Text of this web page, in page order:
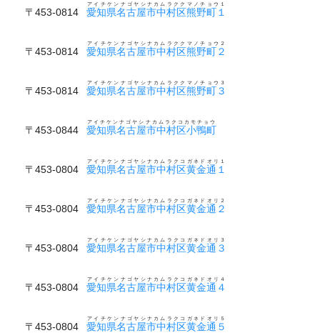
〒453-0814 愛知県名古屋市中村区熊野町１
アイチケンナゴヤシナカムラククマノチョウ１
〒453-0814 愛知県名古屋市中村区熊野町２
アイチケンナゴヤシナカムラククマノチョウ２
〒453-0814 愛知県名古屋市中村区熊野町３
アイチケンナゴヤシナカムラククマノチョウ３
〒453-0844 愛知県名古屋市中村区小鴨町
アイチケンナゴヤシナカムラクコカモチョウ
〒453-0804 愛知県名古屋市中村区黄金通１
アイチケンナゴヤシナカムラクコガネドオリ１
〒453-0804 愛知県名古屋市中村区黄金通２
アイチケンナゴヤシナカムラクコガネドオリ２
〒453-0804 愛知県名古屋市中村区黄金通３
アイチケンナゴヤシナカムラクコガネドオリ３
〒453-0804 愛知県名古屋市中村区黄金通４
アイチケンナゴヤシナカムラクコガネドオリ４
〒453-0804 愛知県名古屋市中村区黄金通５
アイチケンナゴヤシナカムラクコガネドオリ５